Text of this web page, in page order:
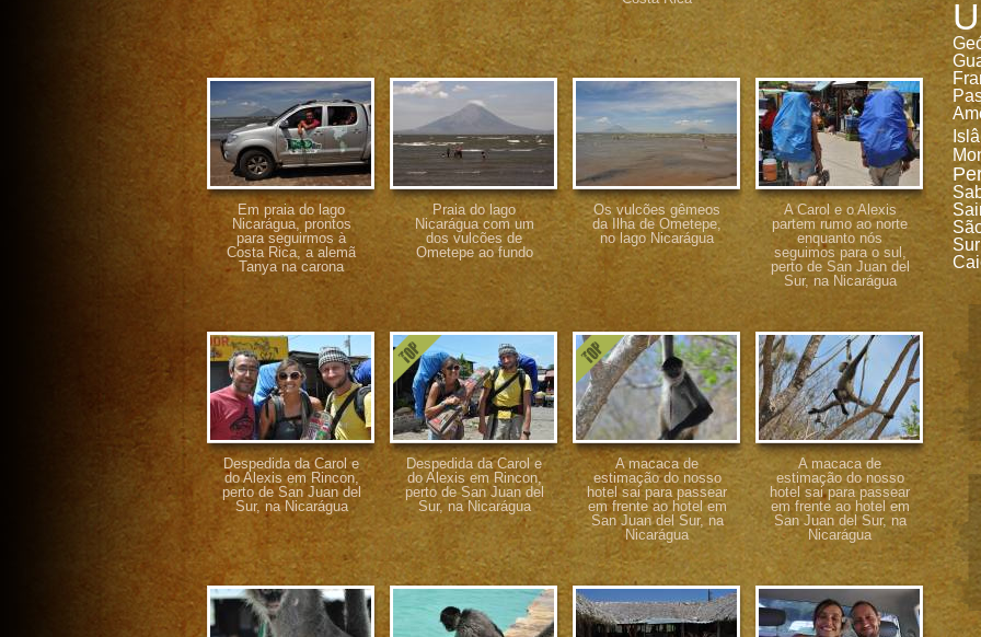
Em praia do lago
Nicarágua, prontos
para seguirmos à
Costa Rica, a alemã
Tanya na carona
Praia do lago
Nicarágua com um
dos vulcões de
Ometepe ao fundo
Os vulcões gêmeos
da Ilha de Ometepe,
no lago Nicarágua
A Carol e o Alexis
partem rumo ao norte
enquanto nós
seguimos para o sul,
perto de San Juan del
Sur, na Nicarágua
Despedida da Carol e
do Alexis em Rincon,
perto de San Juan del
Sur, na Nicarágua
Despedida da Carol e
do Alexis em Rincon,
perto de San Juan del
Sur, na Nicarágua
A macaca de
estimação do nosso
hotel sai para passear
em frente ao hotel em
San Juan del Sur, na
Nicarágua
A macaca de
estimação do nosso
hotel sai para passear
em frente ao hotel em
San Juan del Sur, na
Nicarágua